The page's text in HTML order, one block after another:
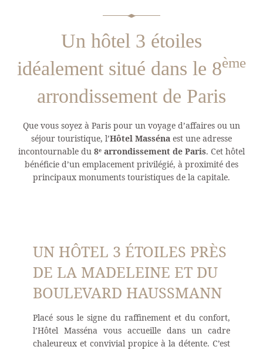
Un hôtel 3 étoiles
idéalement situé dans le 8ème
arrondissement de Paris
Que vous soyez à Paris pour un voyage d’affaires ou un
séjour touristique, l’Hôtel Masséna est une adresse
incontournable du 8ᵉ arrondissement de Paris. Cet hôtel
bénéficie d’un emplacement privilégié, à proximité des
principaux monuments touristiques de la capitale.
UN HÔTEL 3 ÉTOILES PRÈS
DE LA MADELEINE ET DU
BOULEVARD HAUSSMANN
Placé sous le signe du raffinement et du confort,
l’Hôtel Masséna vous accueille dans un cadre
chaleureux et convivial propice à la détente. C’est